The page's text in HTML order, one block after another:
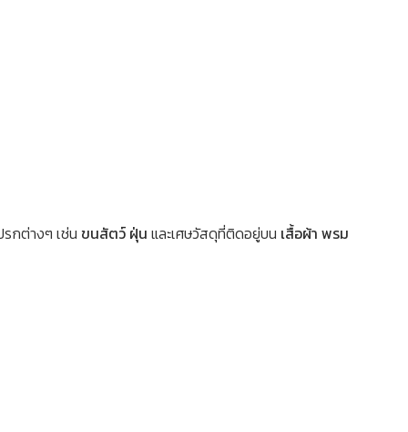
กต่างๆ เช่น ขนสัตว์ ฝุ่น และเศษวัสดุที่ติดอยู่บน เสื้อผ้า พรม